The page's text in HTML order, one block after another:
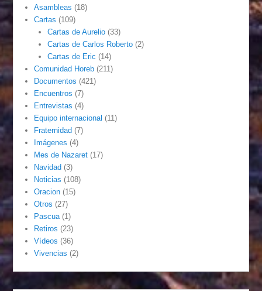
Asambleas (18)
Cartas (109)
Cartas de Aurelio(33)
Cartas de Carlos Roberto(2)
Cartas de Eric (14)
Comunidad Horeb (211)
Documentos (421)
Encuentros (7)
Entrevistas (4)
Equipo internacional (11)
Fraternidad (7)
Imágenes (4)
Mes de Nazaret (17)
Navidad (3)
Noticias (108)
Oracion (15)
Otros (27)
Pascua (1)
Retiros (23)
Vídeos (36)
Vivencias (2)